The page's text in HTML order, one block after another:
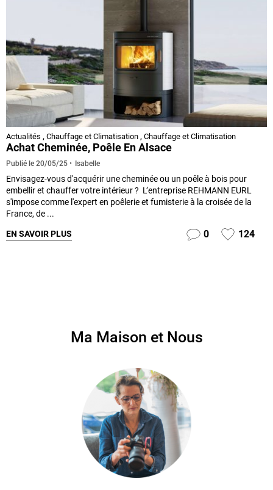
Actualités , Chauffage et Climatisation , Chauffage et Climatisation
Achat Cheminée, Poêle En Alsace
Publié le 20/05/25 Isabelle
Envisagez-vous d'acquérir une cheminée ou un poêle à bois pour
embellir et chauffer votre intérieur ? L’entreprise REHMANN EURL
s'impose comme l'expert en poêlerie et fumisterie à la croisée de la
France, de ...
EN SAVOIR PLUS 0 124
Ma Maison et Nous